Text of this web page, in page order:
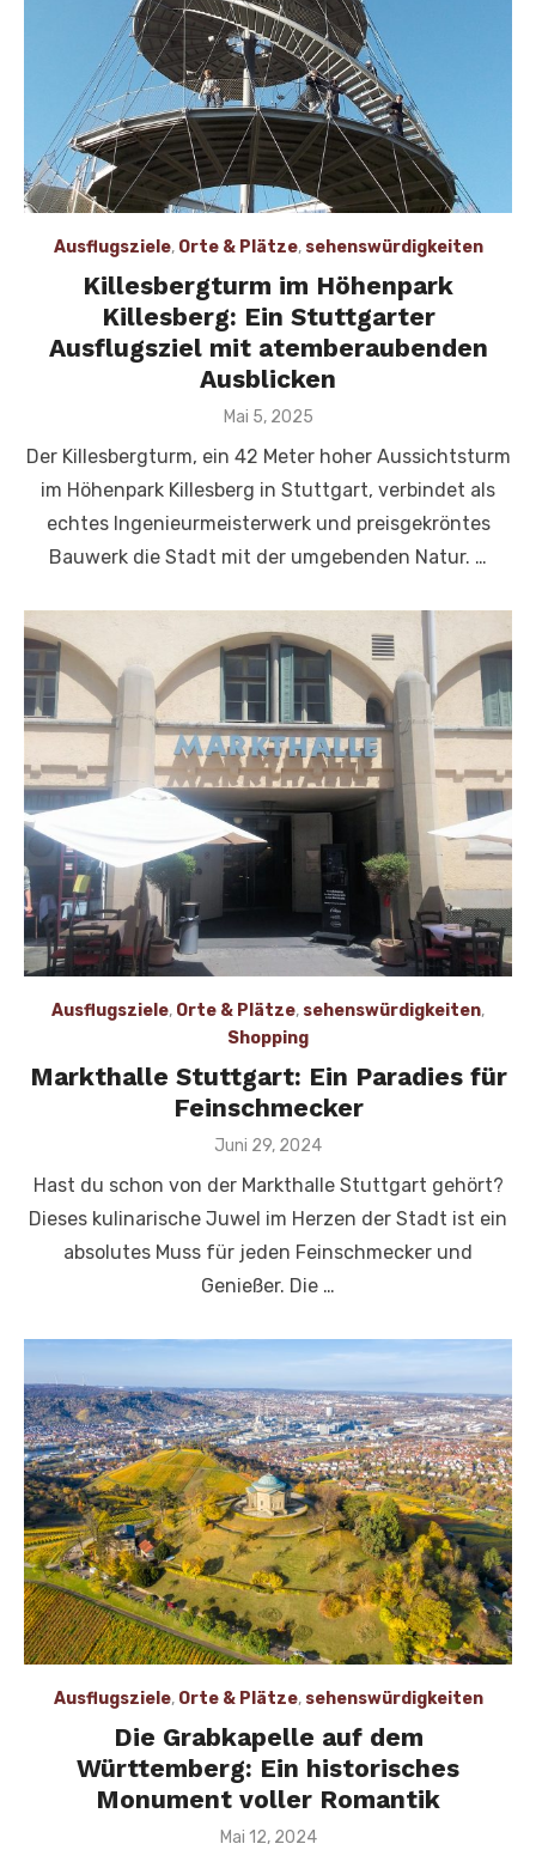
Ausflugsziele, Orte & Plätze, sehenswürdigkeiten
Killesbergturm im Höhenpark
Killesberg: Ein Stuttgarter
Ausflugsziel mit atemberaubenden
Ausblicken
Veröffentlicht
Mai 5, 2025
Der Killesbergturm, ein 42 Meter hoher Aussichtsturm
im Höhenpark Killesberg in Stuttgart, verbindet als
echtes Ingenieurmeisterwerk und preisgekröntes
Bauwerk die Stadt mit der umgebenden Natur. …
Ausflugsziele, Orte & Plätze, sehenswürdigkeiten,
Shopping
Markthalle Stuttgart: Ein Paradies für
Feinschmecker
Veröffentlicht
Juni 29, 2024
Hast du schon von der Markthalle Stuttgart gehört?
Dieses kulinarische Juwel im Herzen der Stadt ist ein
absolutes Muss für jeden Feinschmecker und
Genießer. Die …
Ausflugsziele, Orte & Plätze, sehenswürdigkeiten
Die Grabkapelle auf dem
Württemberg: Ein historisches
Monument voller Romantik
Veröffentlicht
Mai 12, 2024